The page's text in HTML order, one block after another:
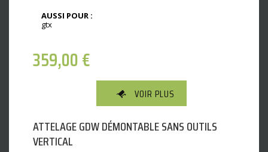
AUSSI POUR :
gtx
359,00€
VOIR PLUS
ATTELAGE GDW DÉMONTABLE SANS OUTILS
VERTICAL